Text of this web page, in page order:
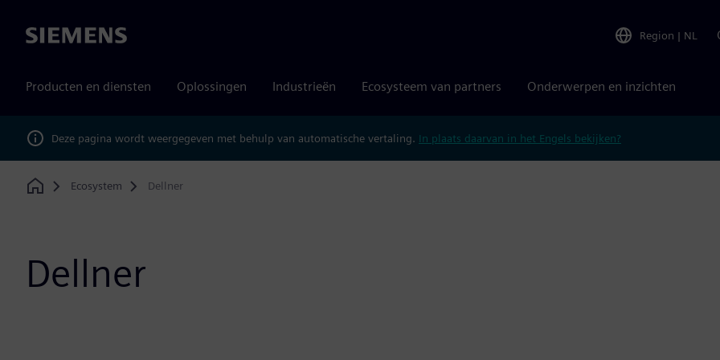
Siemens Region | NL
Producten en diensten Oplossingen Industrieën Ecosysteem van partners Onderwerpen en inzichten
Deze pagina wordt weergegeven met behulp van automatische vertaling. In plaats daarvan in het Engels bekijken?
Home
Ecosystem Dellner
Dellner